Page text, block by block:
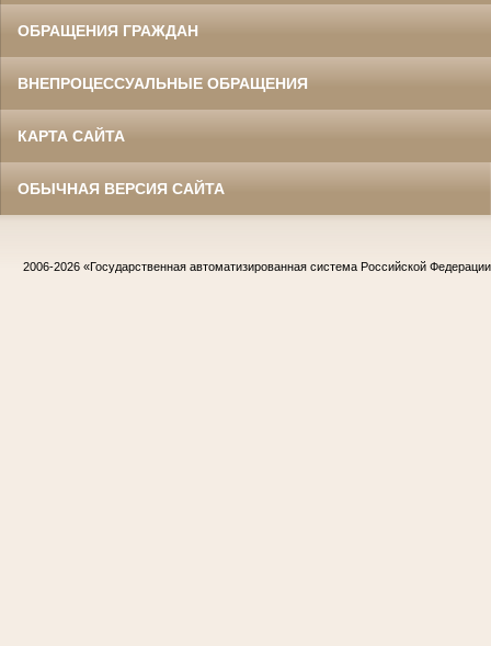
ОБРАЩЕНИЯ ГРАЖДАН
ВНЕПРОЦЕССУАЛЬНЫЕ ОБРАЩЕНИЯ
КАРТА САЙТА
ОБЫЧНАЯ ВЕРСИЯ САЙТА
2006-2026 «Государственная автоматизированная система Российской